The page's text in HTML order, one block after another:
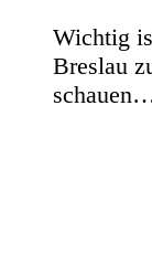
Wichtig
Breslau